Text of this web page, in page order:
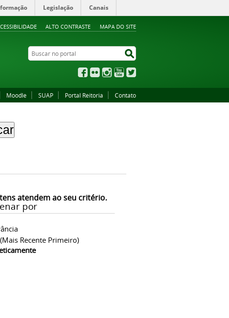
ALTO CONTRASTE MAPA DO SITE
Legislação Canais
Buscar no portal
Facebook
Flickr InstagramYouTube
Moodle SUAP Portal Reitoria Contato
atendem ao seu critério.
por
Recente Primeiro)